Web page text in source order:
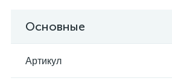
Основные
Артикул